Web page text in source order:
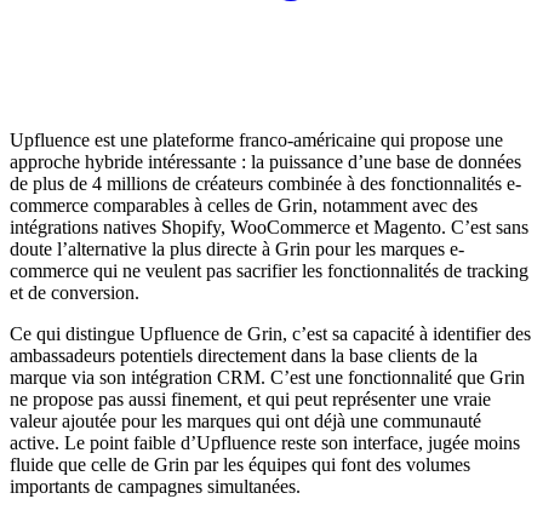
Upfluence est une plateforme franco-américaine qui propose une
approche hybride intéressante : la puissance d’une base de données
de plus de 4 millions de créateurs combinée à des fonctionnalités e-
commerce comparables à celles de Grin, notamment avec des
intégrations natives Shopify, WooCommerce et Magento. C’est sans
doute l’alternative la plus directe à Grin pour les marques e-
commerce qui ne veulent pas sacrifier les fonctionnalités de tracking
et de conversion.
Ce qui distingue Upfluence de Grin, c’est sa capacité à identifier des
ambassadeurs potentiels directement dans la base clients de la
marque via son intégration CRM. C’est une fonctionnalité que Grin
ne propose pas aussi finement, et qui peut représenter une vraie
valeur ajoutée pour les marques qui ont déjà une communauté
active. Le point faible d’Upfluence reste son interface, jugée moins
fluide que celle de Grin par les équipes qui font des volumes
importants de campagnes simultanées.